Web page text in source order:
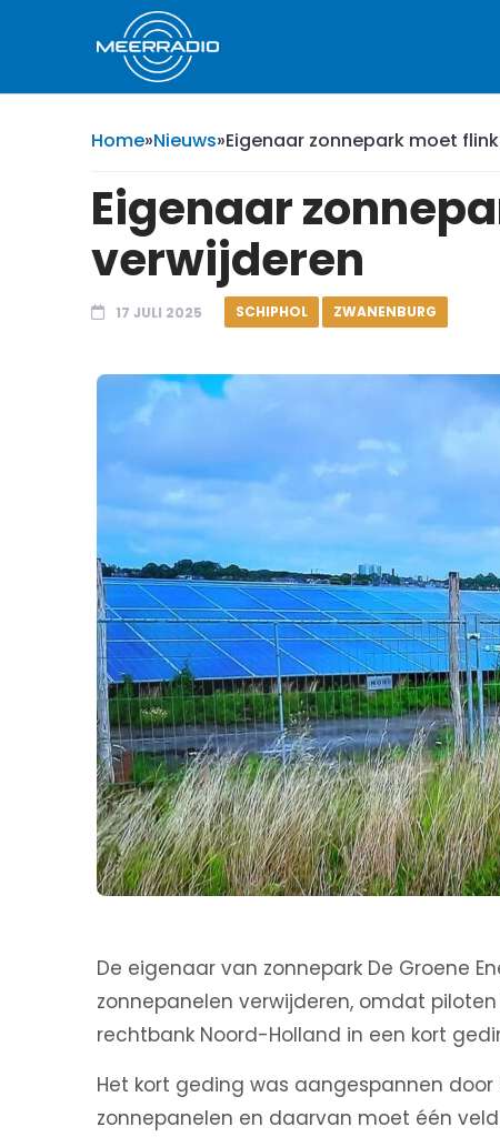
Home»Nieuws»Eigenaar zonnepark moet
Eigenaar
verwijderen
17 JULI 2025 SCHIPHOL ZWANENBURG
De eigenaar van zonnepark De Groene
zonnepanelen verwijderen, omdat
rechtbank Noord-Holland in een kort
Het kort geding was aangespannen door
zonnepanelen en daarvan moet één